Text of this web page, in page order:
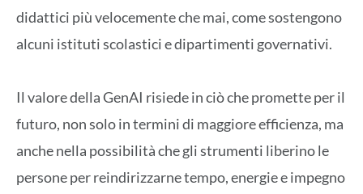
didattici più velocemente che mai, come sostengono
alcuni istituti scolastici e dipartimenti governativi.
Il valore della GenAI risiede in ciò che promette per il
futuro, non solo in termini di maggiore efficienza, ma
anche nella possibilità che gli strumenti liberino le
persone per reindirizzarne tempo, energie e impegno